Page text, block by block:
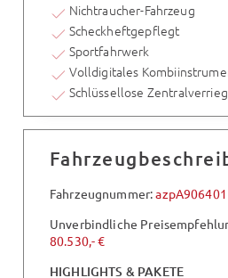
Nichtraucher-Fahrzeug
Scheckheftgepflegt
Sportfahrwerk
Volldigitales
Schlüssellose
Fahrzeugnummer:azpA906401
Unverbindliche
80.530,- €
HIGHLIGHTS & PAKETE